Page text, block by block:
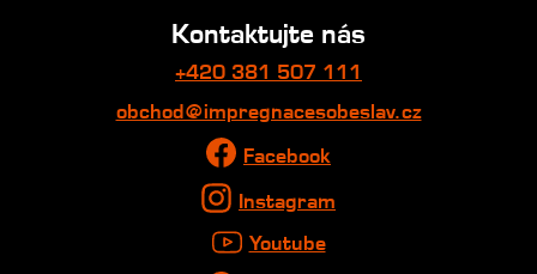
Kontaktujte nás
+420 381 507 111
obchod@impregnacesobeslav.cz
Facebook
Instagram
Youtube